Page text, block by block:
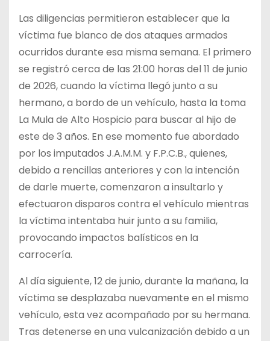
Las diligencias permitieron establecer que la
víctima fue blanco de dos ataques armados
ocurridos durante esa misma semana. El primero
se registró cerca de las 21:00 horas del 11 de junio
de 2026, cuando la víctima llegó junto a su
hermano, a bordo de un vehículo, hasta la toma
La Mula de Alto Hospicio para buscar al hijo de
este de 3 años. En ese momento fue abordado
por los imputados J.A.M.M. y F.P.C.B., quienes,
debido a rencillas anteriores y con la intención
de darle muerte, comenzaron a insultarlo y
efectuaron disparos contra el vehículo mientras
la víctima intentaba huir junto a su familia,
provocando impactos balísticos en la
carrocería.
Al día siguiente, 12 de junio, durante la mañana, la
víctima se desplazaba nuevamente en el mismo
vehículo, esta vez acompañado por su hermana.
Tras detenerse en una vulcanización debido a un